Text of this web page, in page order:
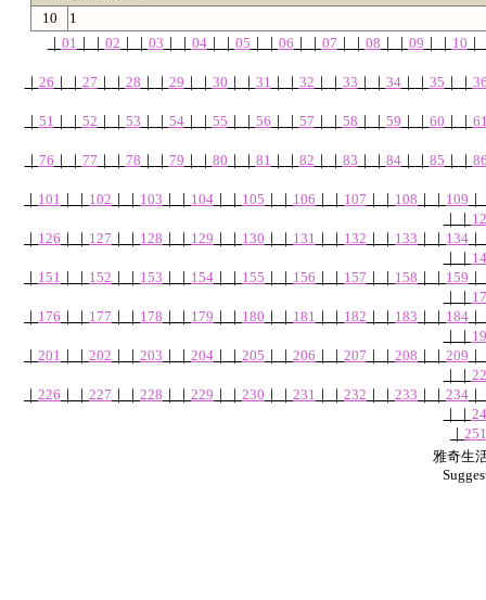
10
1
｜ 01 ｜ ｜ 02 ｜ ｜ 03 ｜ ｜ 04｜ ｜ 05 ｜ ｜ 06 ｜ ｜ 07 ｜ ｜ 08 ｜ ｜ 09 ｜ ｜ 10 ｜
｜ 26 ｜ ｜ 27 ｜ ｜ 28 ｜ ｜ 29 ｜ ｜ 30 ｜ ｜ 31 ｜ ｜ 32 ｜ ｜ 33 ｜ ｜ 34｜ ｜ 35 ｜ ｜
｜ 51 ｜ ｜ 52 ｜ ｜ 53 ｜ ｜ 54｜ ｜ 55 ｜ ｜ 56 ｜ ｜ 57 ｜ ｜ 58 ｜ ｜ 59 ｜ ｜ 60 ｜ ｜
｜ 76 ｜ ｜ 77 ｜ ｜ 78 ｜ ｜ 79 ｜ ｜ 80 ｜ ｜ 81 ｜ ｜ 82 ｜ ｜ 83 ｜ ｜ 84｜ ｜ 85 ｜ ｜
｜ 101 ｜ ｜ 102 ｜ ｜ 103 ｜ ｜ 104 ｜ ｜ 105 ｜ ｜ 106 ｜ ｜ 107 ｜ ｜ 108 ｜ ｜ 109 ｜
｜
｜
｜ 126 ｜ ｜ 127 ｜ ｜ 128 ｜ ｜ 129 ｜ ｜ 130 ｜ ｜ 131 ｜ ｜ 132 ｜ ｜ 133 ｜ ｜ 134 ｜
｜
｜
｜ 151 ｜ ｜ 152 ｜ ｜ 153 ｜ ｜ 154 ｜ ｜ 155 ｜ ｜ 156 ｜ ｜ 157 ｜ ｜ 158 ｜ ｜ 159 ｜
｜
｜
｜ 176 ｜ ｜ 177 ｜ ｜ 178 ｜ ｜ 179 ｜ ｜ 180 ｜ ｜ 181 ｜ ｜ 182 ｜ ｜ 183 ｜ ｜ 184 ｜
｜
｜
｜ 201 ｜ ｜ 202 ｜ ｜ 203 ｜ ｜ 204 ｜ ｜ 205 ｜ ｜ 206 ｜ ｜ 207 ｜ ｜ 208 ｜ ｜ 209 ｜
｜
｜
｜ 226 ｜ ｜ 227 ｜ ｜ 228 ｜ ｜ 229 ｜ ｜ 230 ｜ ｜ 231 ｜ ｜ 232 ｜ ｜ 233 ｜ ｜ 234 ｜
｜
｜
｜ 251
雅奇生